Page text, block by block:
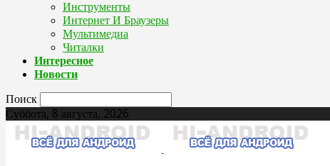
Инструменты
Интернет И Браузеры
Мультимедиа
Читалки
Интересное
Новости
Поиск
Суббота, 8 августа, 2026